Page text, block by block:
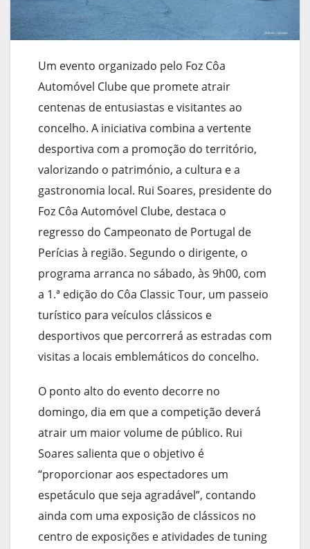
Um evento organizado pelo Foz Côa
Automóvel Clube que promete atrair
centenas de entusiastas e visitantes ao
concelho. A iniciativa combina a vertente
desportiva com a promoção do território,
valorizando o património, a cultura e a
gastronomia local. Rui Soares, presidente do
Foz Côa Automóvel Clube, destaca o
regresso do Campeonato de Portugal de
Perícias à região. Segundo o dirigente, o
programa arranca no sábado, às 9h00, com
a 1.ª edição do Côa Classic Tour, um passeio
turístico para veículos clássicos e
desportivos que percorrerá as estradas com
visitas a locais emblemáticos do concelho.
O ponto alto do evento decorre no
domingo, dia em que a competição deverá
atrair um maior volume de público. Rui
Soares salienta que o objetivo é
“proporcionar aos espectadores um
espetáculo que seja agradável”, contando
ainda com uma exposição de clássicos no
centro de exposições e atividades de tuning